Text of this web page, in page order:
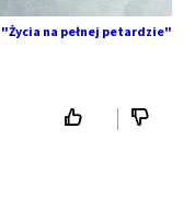
"Życia na pełnej petardzie"